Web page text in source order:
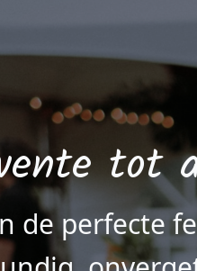
tot
de perfecte